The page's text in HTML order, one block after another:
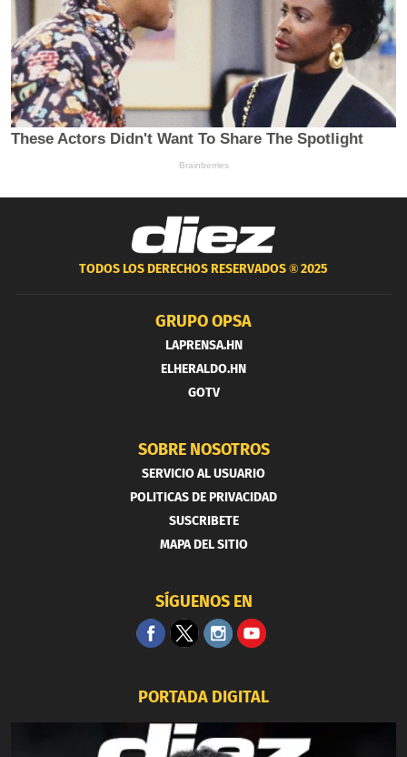
TODOS LOS DERECHOS RESERVADOS ®2025
GRUPO OPSA
LAPRENSA.HN
ELHERALDO.HN
GOTV
SOBRE NOSOTROS
SERVICIO AL USUARIO
POLITICAS DE PRIVACIDAD
SUSCRIBETE
MAPA DEL SITIO
SÍGUENOS EN
PORTADA DIGITAL